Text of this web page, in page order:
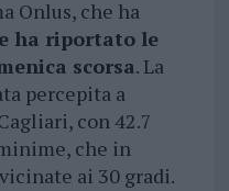
Onlus, che ha
ha riportato le
scorsa. La
percepita a
con 42.7
che in
ai 30 gradi.